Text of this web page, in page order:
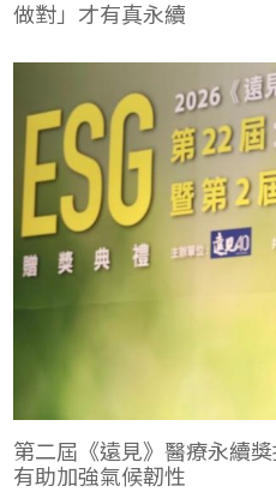
做對」才有真永續
第二屆《遠見》醫療永續
有助加強氣候韌性